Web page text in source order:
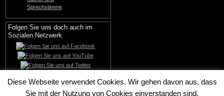
Folgen Sie uns doch auch im
Sozialen Netzwerk
Diese Webseite verwendet Cookies. Wir gehen davon aus, dass
Sie mit der Nutzung von Cookies einverstanden sind.